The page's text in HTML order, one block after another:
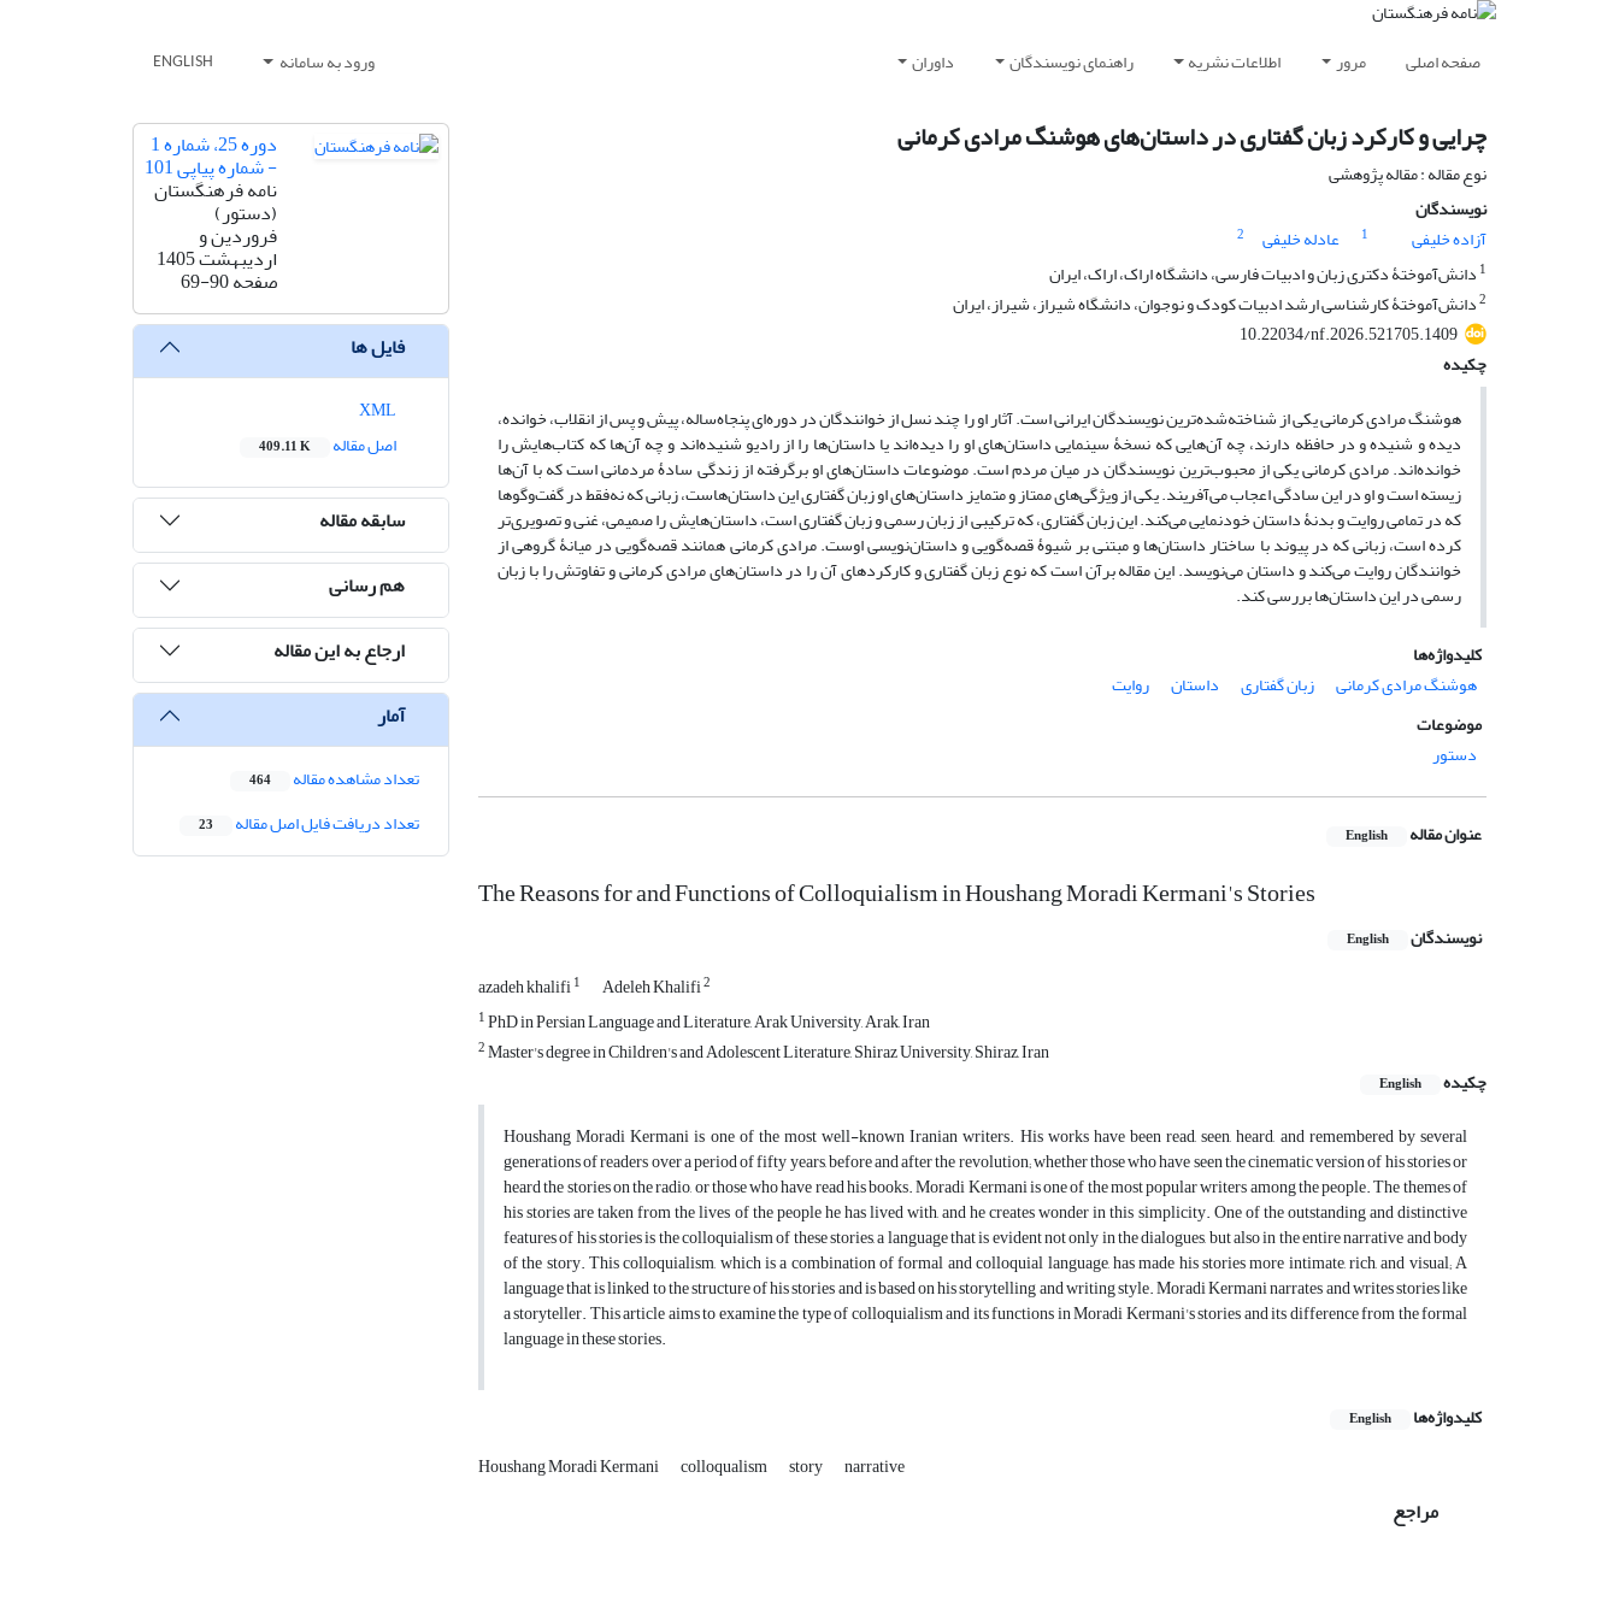
صفحه اصلی مرور اطلاعات نشریه راهنمای نویسندگان داوران ورود به سامانه ENGLISH
چرایی و کارکرد زبان گفتاری در داستان‌های هوشنگ مرادی کرمانی
نوع مقاله : مقاله پژوهشی
نویسندگان
آزاده خلیفی
1 عادله خلیفی
2
1 دانش‌آموختۀ دکتری زبان و ادبیات فارسی، دانشگاه اراک، اراک، ایران
2دانش‌آموختۀ کارشناسی ارشد ادبیات کودک و نوجوان، دانشگاه شیراز، شیراز، ایران
10.22034/nf.2026.521705.1409
چکیده
هوشنگ مرادی کرمانی یکی از شناخته‌شده‌ترین نویسندگان ایرانی است. آثار او را چند نسل از خوانندگان در دوره‌ای پنجاه‌ساله، پیش و پس از انقلاب، خوانده،
دیده و شنیده و در حافظه دارند، چه آن‌هایی که نسخۀ سینمایی داستان‌های او را دیده‌اند یا داستان‌ها را از رادیو شنیده‌اند و چه آن‌ها که کتاب‌هایش را
خوانده‌اند. مرادی کرمانی یکی از محبوب‌ترین نویسندگان در میان مردم است. موضوعات داستان‌های او برگرفته از زندگی سادۀ مردمانی است که با آن‌ها
زیسته است و او در این سادگی اعجاب می‌آفریند. یکی از ویژگی‌های ممتاز و متمایز داستان‌های او زبان گفتاری این داستان‌هاست، زبانی که نه‌فقط در گفت‌وگوها
که در تمامی روایت و بدنۀ داستان خودنمایی می‌کند. این زبان گفتاری، که ترکیبی از زبان رسمی و زبان گفتاری است، داستان‌هایش را صمیمی، غنی و تصویری‌تر
کرده است، زبانی که در پیوند با ساختار داستان‌ها و مبتنی بر شیوۀ قصه‌گویی و داستان‌نویسی اوست. مرادی کرمانی همانند قصه‌گویی در میانۀ گروهی از
خوانندگان روایت می‌کند و داستان می‌نویسد.این مقاله برآن است که نوع زبان گفتاری و کارکردهای آن را در داستان‌های مرادی کرمانی و تفاوتش را با زبان
رسمی در این داستان‌ها بررسی کند.
کلیدواژه‌ها
هوشنگ مرادی کرمانی
زبان گفتاری داستان
روایت
موضوعات
دستور
عنوان مقاله English
The Reasons for and Functions of Colloquialism in Houshang Moradi Kermani's Stories
نویسندگان English
azadeh khalifi1 Adeleh Khalifi2
1PhD in Persian Language and Literature, Arak University, Arak, Iran
2Master's degree in Children's and Adolescent Literature, Shiraz University, Shiraz, Iran
چکیده
English
Houshang Moradi Kermani is one of the most well-known Iranian writers. His works have been read, seen, heard, and remembered by several
generations of readers over a period of fifty years, before and after the revolution; whether those who have seen the cinematic version of his stories or
heard the stories on the radio, or those who have read his books. Moradi Kermani is one of the most popular writers among the people. The themes of
his stories are taken from the lives of the people he has lived with, and he creates wonder in this simplicity. One of the outstanding and distinctive
features of his stories is the colloquialism of these stories, a language that is evident not only in the dialogues, but also in the entire narrative and body
of the story. This colloquialism, which is a combination of formal and colloquial language, has made his stories more intimate, rich, and visual; A
language that is linked to the structure of his stories and is based on his storytelling and writing style. Moradi Kermani narrates and writes stories like
a storyteller. This article aims to examine the type of colloquialism and its functions in Moradi Kermani's stories and its difference from the formal
language in these stories.
کلیدواژه‌ها English
Houshang Moradi Kermani colloqualism story narrative
مراجع
دوره 25، شماره 1
- شماره پیاپی 101
نامه فرهنگستان
(دستور)
فروردین و
اردیبهشت 1405
صفحه69-90
فایل ها
اصل مقاله
409.11 K
سابقه مقاله
هم رسانی
ارجاع به این مقاله
آمار
تعداد مشاهده مقاله 464
تعداد دریافت فایل اصل مقاله 23